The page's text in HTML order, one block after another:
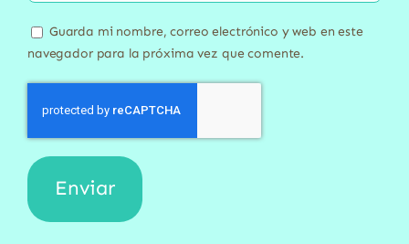
Guarda mi nombre, correo electrónico y web en este
navegador para la próxima vez que comente.